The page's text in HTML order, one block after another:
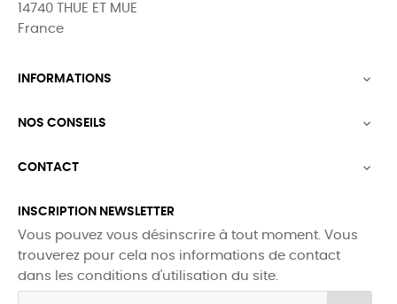
14740 THUE ET MUE
France
INFORMATIONS 
NOS CONSEILS 
CONTACT 
INSCRIPTION NEWSLETTER
Vous pouvez vous désinscrire à tout moment. Vous
trouverez pour cela nos informations de contact
dans les conditions d'utilisation du site.